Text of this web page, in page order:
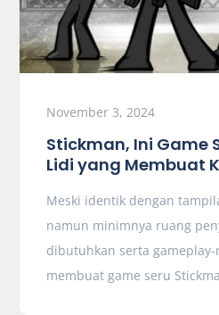
November 3, 2024
Stickman, Ini Game
Lidi yang Membuat
Meski identik dengan
namun minimnya ruang
dibutuhkan serta gameplay-
membuat game seru